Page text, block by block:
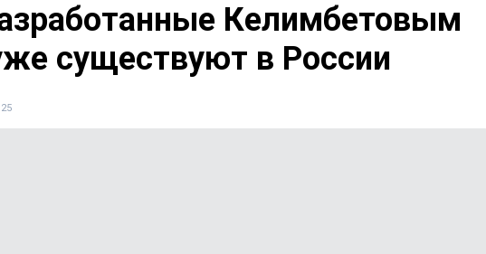
Келимбетовым
существуют в России